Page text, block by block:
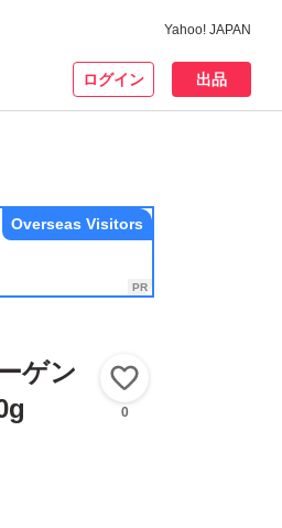
Yahoo! JAPAN
ログイン 出品
Overseas Visitors
ゲン
0